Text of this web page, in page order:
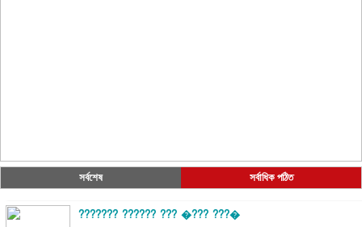
সর্বশেষ সর্বাধিক পঠিত
??????? ?????? ??? �??? ???�